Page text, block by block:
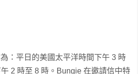
：平日的美國太平洋時間下午 3 時
2 時至 8 時。Bungie 在邀請信中特